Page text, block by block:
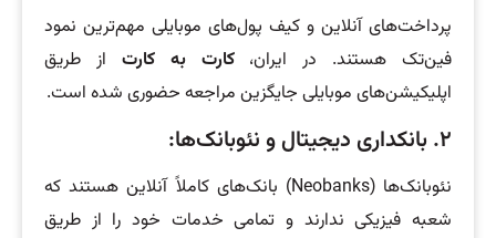
پرداخت‌های آنلاین و کیف پول‌های موبایلی مهم‌ترین نمود
فین‌تک هستند. در ایران،کارت به کارت از طریق
اپلیکیشن‌های موبایلی جایگزین مراجعه حضوری شده است.
۲. بانکداری دیجیتال و نئوبانک‌ها:
نئوبانک‌ها (Neobanks) بانک‌های کاملاً آنلاین هستند که
شعبه فیزیکی ندارند و تمامی خدمات خود را از طریق